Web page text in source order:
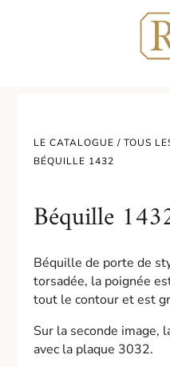
LE CATALOGUE /TOUS
BÉQUILLE 1432
Béquille
Béquille de porte de
torsadée, la poignée
tout le contour et est
Sur la seconde image,
avec la plaque 3032.